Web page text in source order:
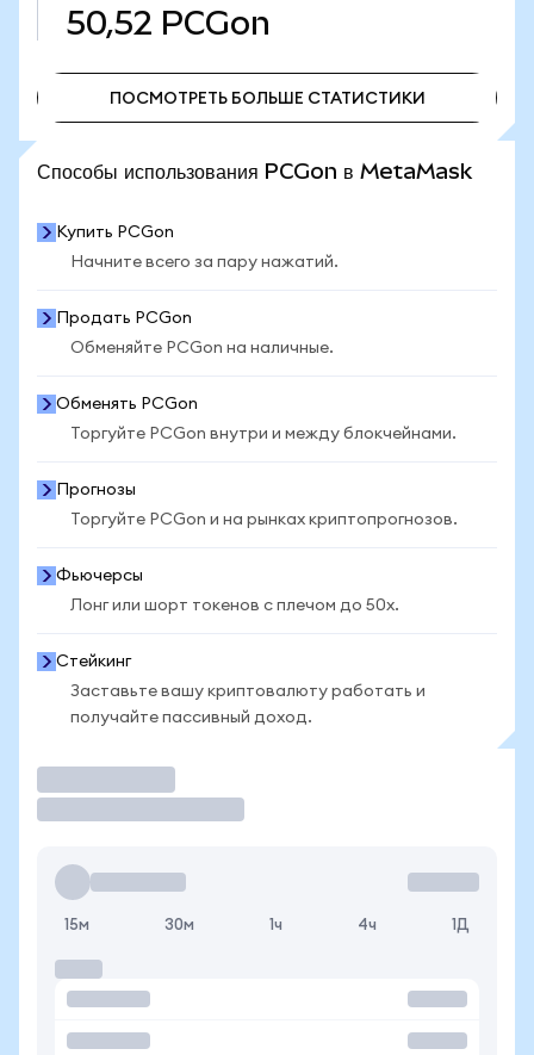
50,52 PCGon
ПОСМОТРЕТЬ БОЛЬШЕ СТАТИСТИКИ
Способы использования PCGon в MetaMask
Купить PCGon
Начните всего за пару нажатий.
Продать PCGon
Обменяйте PCGon на наличные.
Обменять PCGon
Торгуйте PCGon внутри и между блокчейнами.
Прогнозы
Торгуйте PCGon и на рынках криптопрогнозов.
Фьючерсы
Лонг или шорт токенов с плечом до 50x.
Стейкинг
Заставьте вашу криптовалюту работать и
получайте пассивный доход.
15м 30м 1ч 4ч 1Д